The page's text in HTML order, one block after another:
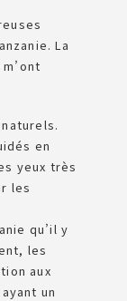
La
en
yeux très
les
qu’il y
les
aux
un